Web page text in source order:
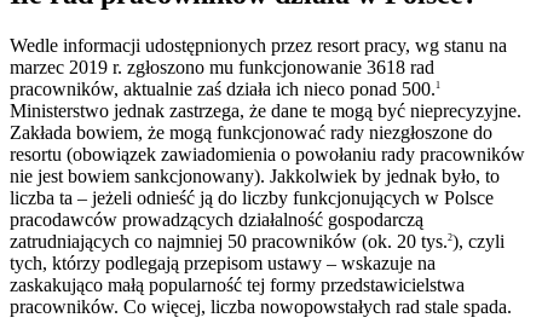
Wedle informacji udostępnionych przez resort pracy, wg stanu na
marzec 2019 r. zgłoszono mu funkcjonowanie 3618 rad
pracowników, aktualnie zaś działa ich nieco ponad 500. 1
Ministerstwo jednak zastrzega, że dane te mogą być nieprecyzyjne.
Zakłada bowiem, że mogą funkcjonować rady niezgłoszone do
resortu (obowiązek zawiadomienia o powołaniu rady pracowników
nie jest bowiem sankcjonowany). Jakkolwiek by jednak było, to
liczba ta – jeżeli odnieść ją do liczby funkcjonujących w Polsce
pracodawców prowadzących działalność gospodarczą
zatrudniających co najmniej 50 pracowników (ok. 20 tys.2), czyli
tych, którzy podlegają przepisom ustawy – wskazuje na
zaskakująco małą popularność tej formy przedstawicielstwa
pracowników. Co więcej, liczba nowopowstałych rad stale spada.